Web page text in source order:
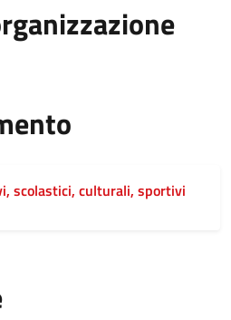
scolastici, culturali, sportivi